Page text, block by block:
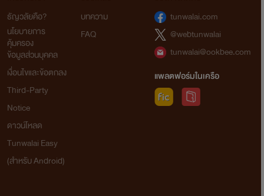
ธัญวลัยคือ?
นโยบายการ
คุ้มครอง
ข้อมูลส่วนบุคคล
เงื่อนไขและข้อตกลง
Third-Party
Notice
ดาวน์โหลด
Tunwalai Easy
(สำหรับ Android)
บทความ
FAQ
tunwalai.com
@webtunwalai
tunwalai@ookbee.com
แพลตฟอร์มในเครือ